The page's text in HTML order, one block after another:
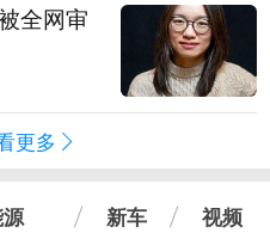
全网审
更多
新车 视频